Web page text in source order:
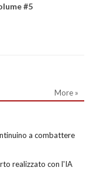
#5
More »
a combattere
realizzato con l'IA